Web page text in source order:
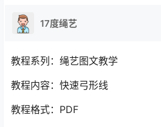
17度绳艺
教程系列：绳艺图文教学
教程内容：快速弓形线
教程格式：PDF